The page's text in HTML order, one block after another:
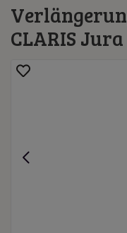
CLARIS Jura